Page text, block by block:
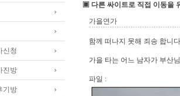
신청
진방
기방
▣ 다른 싸이트로 직접 이동을
가을연가
함께 떠나지 못해 죄송 합니
가을 타는 어느 남자가 부산
파일 :